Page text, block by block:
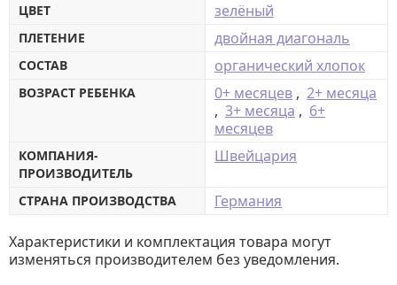
ЦВЕТ зелёный
ПЛЕТЕНИЕ двойная диагональ
СОСТАВ органический хлопок
ВОЗРАСТ РЕБЕНКА 0+ месяцев , 2+ месяца
, 3+ месяца , 6+
месяцев
КОМПАНИЯ-
ПРОИЗВОДИТЕЛЬ
Швейцария
СТРАНА ПРОИЗВОДСТВА Германия
Характеристики и комплектация товара могут
изменяться производителем без уведомления.